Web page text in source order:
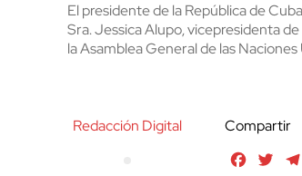
El presidente de la República de
Sra. Jessica Alupo, vicepresidenta
la Asamblea General de las Naciones
Redacción Digital
Compartir
Facebook